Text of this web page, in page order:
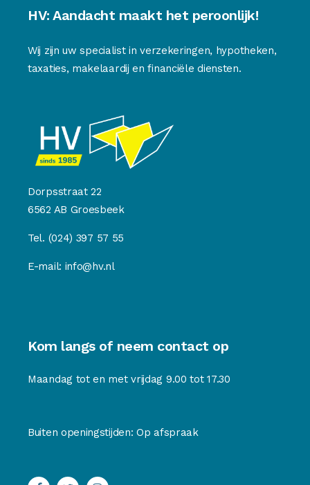
HV: Aandacht maakt het peroonlijk!
Wij zijn uw specialist in verzekeringen, hypotheken,
taxaties, makelaardij en financiële diensten.
Dorpsstraat 22
6562 AB Groesbeek
Tel. (024) 397 57 55
E-mail: info@hv.nl
Kom langs of neem contact op
Maandag tot en met vrijdag 9.00 tot 17.30
Buiten openingstijden: Op afspraak